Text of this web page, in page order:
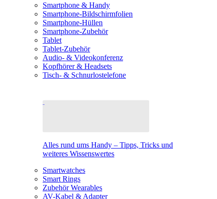
Smartphone & Handy
Smartphone-Bildschirmfolien
Smartphone-Hüllen
Smartphone-Zubehör
Tablet
Tablet-Zubehör
Audio- & Videokonferenz
Kopfhörer & Headsets
Tisch- & Schnurlostelefone
Alles rund ums Handy – Tipps, Tricks und
weiteres Wissenswertes
Smartwatches
Smart Rings
Zubehör Wearables
AV-Kabel & Adapter